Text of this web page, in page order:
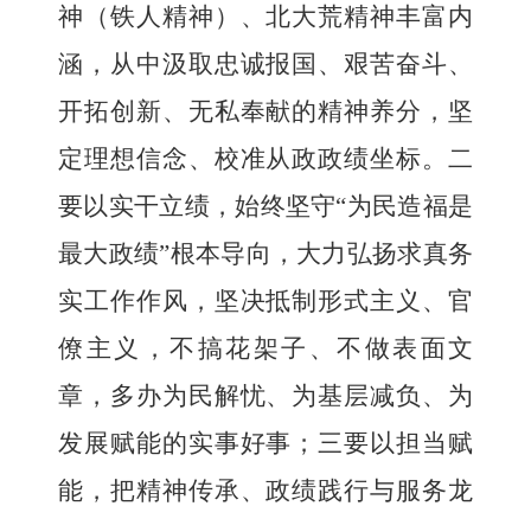
神（铁人精神）、北大荒精神丰富内
涵，从中汲取忠诚报国、艰苦奋斗、
开拓创新、无私奉献的精神养分，坚
定理想信念、校准从政政绩坐标。二
要以实干立绩，始终坚守“为民造福是
最大政绩”根本导向，大力弘扬求真务
实工作作风，坚决抵制形式主义、官
僚主义，不搞花架子、不做表面文
章，多办为民解忧、为基层减负、为
发展赋能的实事好事；三要以担当赋
能，把精神传承、政绩践行与服务龙